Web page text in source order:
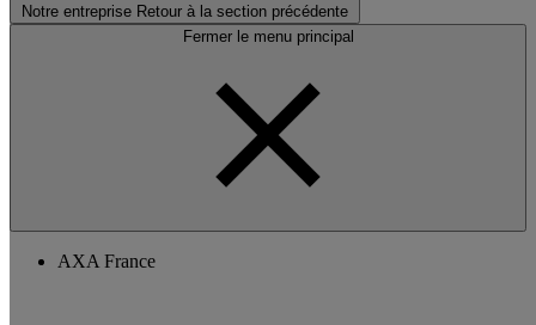
Notre entreprise Retour à la section précédente
Fermer le menu principal
AXA France